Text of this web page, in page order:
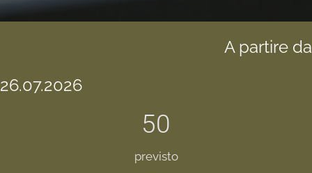
A partire da
26.07.2026
50
previsto